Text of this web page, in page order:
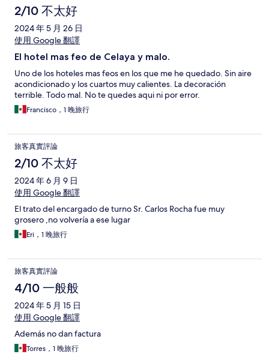
2/10 不太好
2024 年 5 月 26 日
使用 Google 翻譯
El hotel mas feo de Celaya y malo.
Uno de los hoteles mas feos en los que me he quedado. Sin aire
acondicionado y los cuartos muy calientes. La decoración
terrible. Todo mal. No te quedes aqui ni por error.
Francisco，1 晚旅行
旅客真實評論
2/10 不太好
2024 年 6 月 9 日
使用 Google 翻譯
El trato del encargado de turno Sr. Carlos Rocha fue muy
grosero ,no volvería a ese lugar
Eri，1 晚旅行
旅客真實評論
4/10 一般般
2024 年 5 月 15 日
使用 Google 翻譯
Además no dan factura
Torres，1 晚旅行